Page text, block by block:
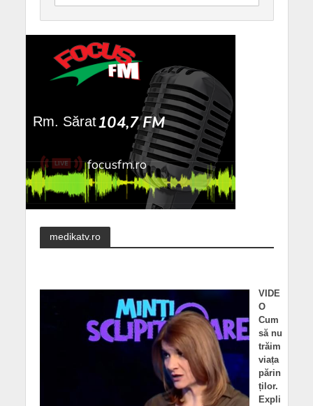
medikatv.ro
VIDE
O
Cum
să nu
trăim
viața
părin
ților.
Expli